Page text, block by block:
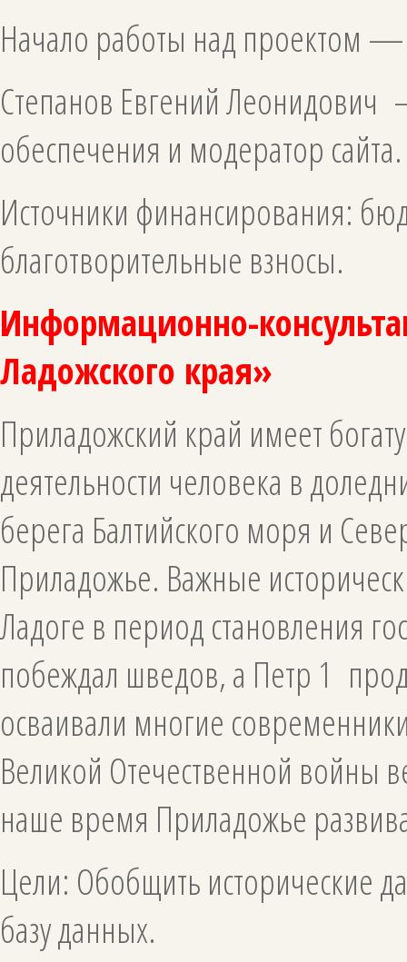
Начало работы над проектом
Степанов Евгений
обеспечения и модератор сайта.
Источники финансирования:
благотворительные взносы.
Информационно-
Ладожского края»
Приладожский край имеет
деятельности человека в
берега Балтийского моря и
Приладожье. Важные
Ладоге в период становления
побеждал шведов, а Петр 1
осваивали многие
Великой Отечественной войны
наше время Приладожье
Цели: Обобщить исторические
базу данных.